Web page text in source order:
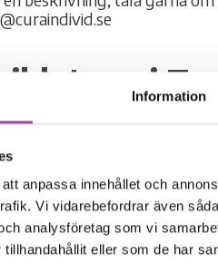
Information
anpassa innehållet och
Vi vidarebefordrar även
analysföretag som vi
eller som de har
oss i
Cura Resurscentrum, Villa
utbildning i
relation och coping.
Rädda Barnen hade vi två
att hjälpa och vägleda